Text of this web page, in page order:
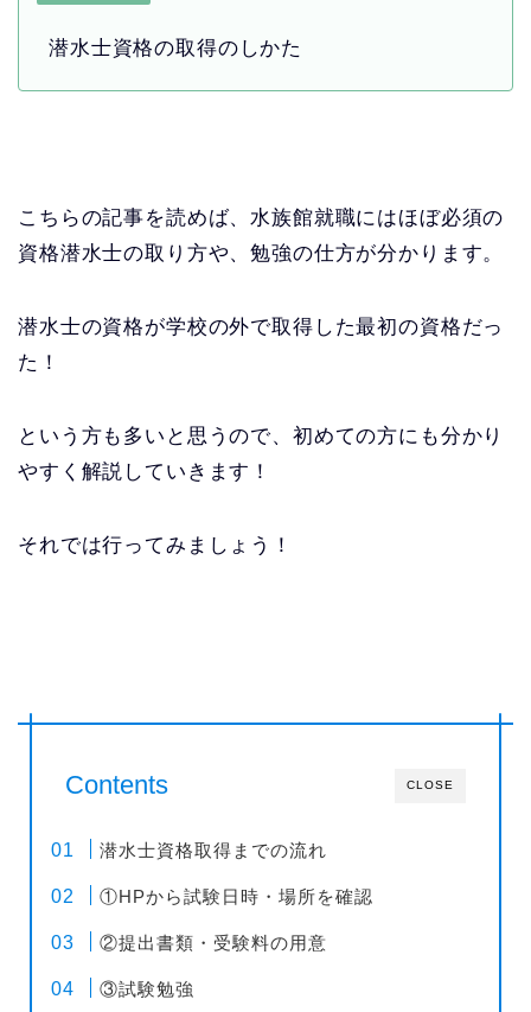
潜水士資格の取得のしかた
こちらの記事を読めば、水族館就職にはほぼ必須の
資格潜水士の取り方や、勉強の仕方が分かります。
潜水士の資格が学校の外で取得した最初の資格だっ
た！
という方も多いと思うので、初めての方にも分かり
やすく解説していきます！
それでは行ってみましょう！
CLOSE
Contents
潜水士資格取得までの流れ
①HPから試験日時・場所を確認
②提出書類・受験料の用意
③試験勉強